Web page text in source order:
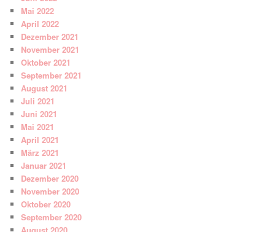
Mai 2022
April 2022
Dezember 2021
November 2021
Oktober 2021
September 2021
August 2021
Juli 2021
Juni 2021
Mai 2021
April 2021
März 2021
Januar 2021
Dezember 2020
November 2020
Oktober 2020
September 2020